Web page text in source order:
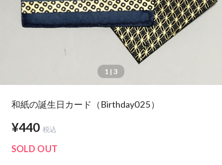
1 | 3
和紙の誕生日カード（Birthday025）
¥440 税込
SOLD OUT